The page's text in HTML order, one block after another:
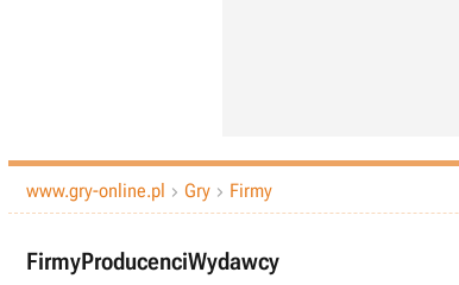
www.gry-online.pl  Gry  Firmy
FirmyProducenciWydawcy